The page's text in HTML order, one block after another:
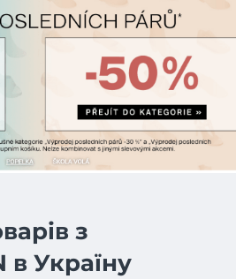
з
в Україну